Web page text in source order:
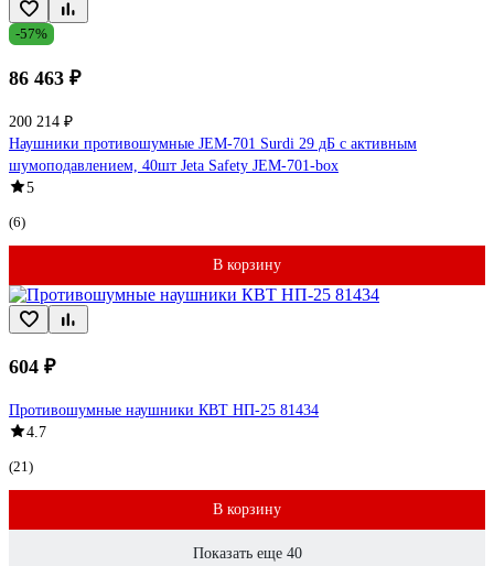
-57%
86 463 ₽
200 214 ₽
Наушники противошумные JEM-701 Surdi 29 дБ с активным
шумоподавлением, 40шт Jeta Safety JEM-701-box
5
(6)
В корзину
604 ₽
Противошумные наушники КВТ НП-25 81434
4.7
(21)
В корзину
Показать еще 40